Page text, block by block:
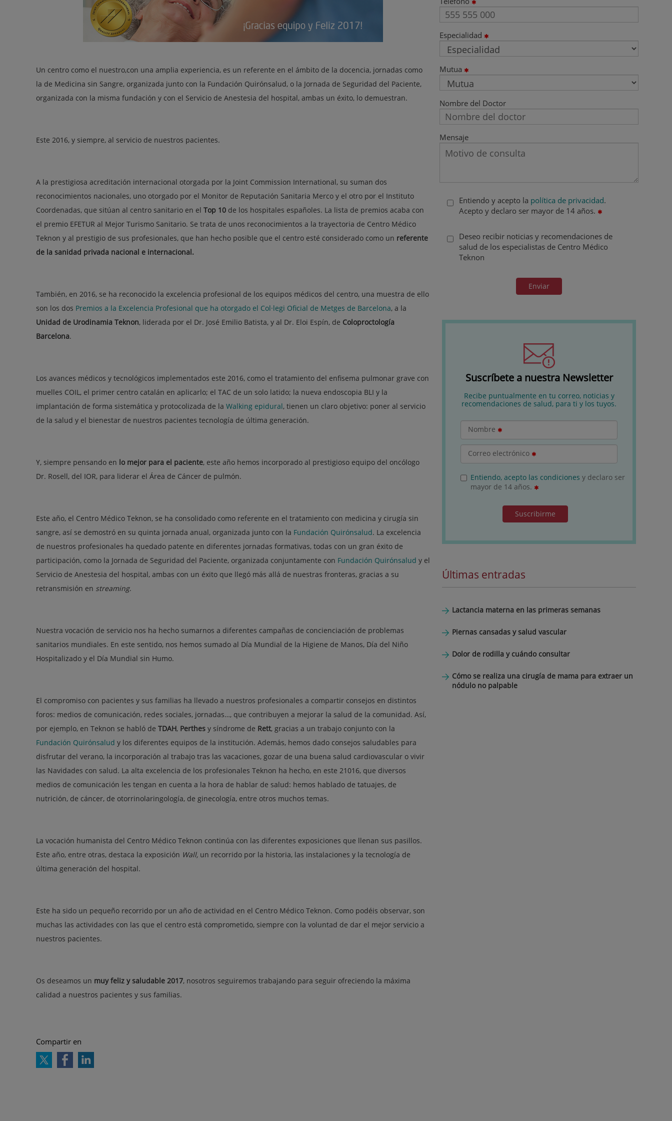
Un centro como el nuestro,con una amplia experiencia, es un referente en el ámbito de la docencia, jornadas como
la de Medicina sin Sangre, organizada junto con la Fundación Quirónsalud, o la Jornada de Seguridad del Paciente,
organizada con la misma fundación y con el Servicio de Anestesia del hospital, ambas un éxito, lo demuestran.
Este 2016, y siempre, al servicio de nuestros pacientes.
A la prestigiosa acreditación internacional otorgada por la Joint Commission International, su suman dos
reconocimientos nacionales, uno otorgado por el Monitor de Reputación Sanitaria Merco y el otro por el Instituto
Coordenadas, que sitúan al centro sanitario en el Top 10 de los hospitales españoles. La lista de premios acaba con
el premio EFETUR al Mejor Turismo Sanitario. Se trata de unos reconocimientos a la trayectoria de Centro Médico
Teknon y al prestigio de sus profesionales, que han hecho posible que el centro esté considerado como un referente
de la sanidad privada nacional e internacional.
También, en 2016, se ha reconocido la excelencia profesional de los equipos médicos del centro, una muestra de ello
son los dos Premios a la Excelencia Profesional que ha otorgado el Col·legi Oficial de Metges de Barcelona, a la
Unidad de Urodinamia Teknon, liderada por el Dr. José Emilio Batista, y al Dr. Eloi Espín, de Coloproctología
Barcelona.
Los avances médicos y tecnológicos implementados este 2016, como el tratamiento del enfisema pulmonar grave con
muelles COIL, el primer centro catalán en aplicarlo; el TAC de un solo latido; la nueva endoscopia BLI y la
implantación de forma sistemática y protocolizada de la Walking epidural, tienen un claro objetivo: poner al servicio
de la salud y el bienestar de nuestros pacientes tecnología de última generación.
Y, siempre pensando en lo mejor para el paciente, este año hemos incorporado al prestigioso equipo del oncólogo
Dr. Rosell, del IOR, para liderar el Área de Cáncer de pulmón.
Este año, el Centro Médico Teknon, se ha consolidado como referente en el tratamiento con medicina y cirugía sin
sangre, así se demostró en su quinta jornada anual, organizada junto con la Fundación Quirónsalud. La excelencia
de nuestros profesionales ha quedado patente en diferentes jornadas formativas, todas con un gran éxito de
participación, como la Jornada de Seguridad del Paciente, organizada conjuntamente con Fundación Quirónsalud y el
Servicio de Anestesia del hospital, ambas con un éxito que llegó más allá de nuestras fronteras, gracias a su
retransmisión en streaming.
Nuestra vocación de servicio nos ha hecho sumarnos a diferentes campañas de concienciación de problemas
sanitarios mundiales. En este sentido, nos hemos sumado al Día Mundial de la Higiene de Manos, Día del Niño
Hospitalizado y el Día Mundial sin Humo.
El compromiso con pacientes y sus familias ha llevado a nuestros profesionales a compartir consejos en distintos
foros: medios de comunicación, redes sociales, jornadas…, que contribuyen a mejorar la salud de la comunidad. Así,
por ejemplo, en Teknon se habló de TDAH, Perthes y síndrome de Rett, gracias a un trabajo conjunto con la
Fundación Quirónsalud y los diferentes equipos de la institución. Además, hemos dado consejos saludables para
disfrutar del verano, la incorporación al trabajo tras las vacaciones, gozar de una buena salud cardiovascular o vivir
las Navidades con salud. La alta excelencia de los profesionales Teknon ha hecho, en este 21016, que diversos
medios de comunicación les tengan en cuenta a la hora de hablar de salud: hemos hablado de tatuajes, de
nutrición, de cáncer, de otorrinolaringología, de ginecología, entre otros muchos temas.
La vocación humanista del Centro Médico Teknon continúa con las diferentes exposiciones que llenan sus pasillos.
Este año, entre otras, destaca la exposición Wall, un recorrido por la historia, las instalaciones y la tecnología de
última generación del hospital.
Este ha sido un pequeño recorrido por un año de actividad en el Centro Médico Teknon. Como podéis observar, son
muchas las actividades con las que el centro está comprometido, siempre con la voluntad de dar el mejor servicio a
nuestros pacientes.
Os deseamos un muy feliz y saludable 2017, nosotros seguiremos trabajando para seguir ofreciendo la máxima
calidad a nuestros pacientes y sus familias.
Compartir en
Especialidad
Mutua
Nombre del Doctor
Mensaje
Entiendo y acepto la política de privacidad.
Acepto y declaro ser mayor de 14 años.
Deseo recibir noticias y recomendaciones de
salud de los especialistas de Centro Médico
Teknon
Enviar
Suscríbete a nuestra Newsletter
Recibe puntualmente en tu correo, noticias y
recomendaciones de salud, para ti y los tuyos.
Nombre
Correo electrónico
Entiendo, acepto las condiciones y declaro ser
mayor de 14 años.
Suscribirme
Últimas entradas
Lactancia materna en las primeras semanas
Piernas cansadas y salud vascular
Dolor de rodilla y cuándo consultar
Cómo se realiza una cirugía de mama para extraer un
nódulo no palpable